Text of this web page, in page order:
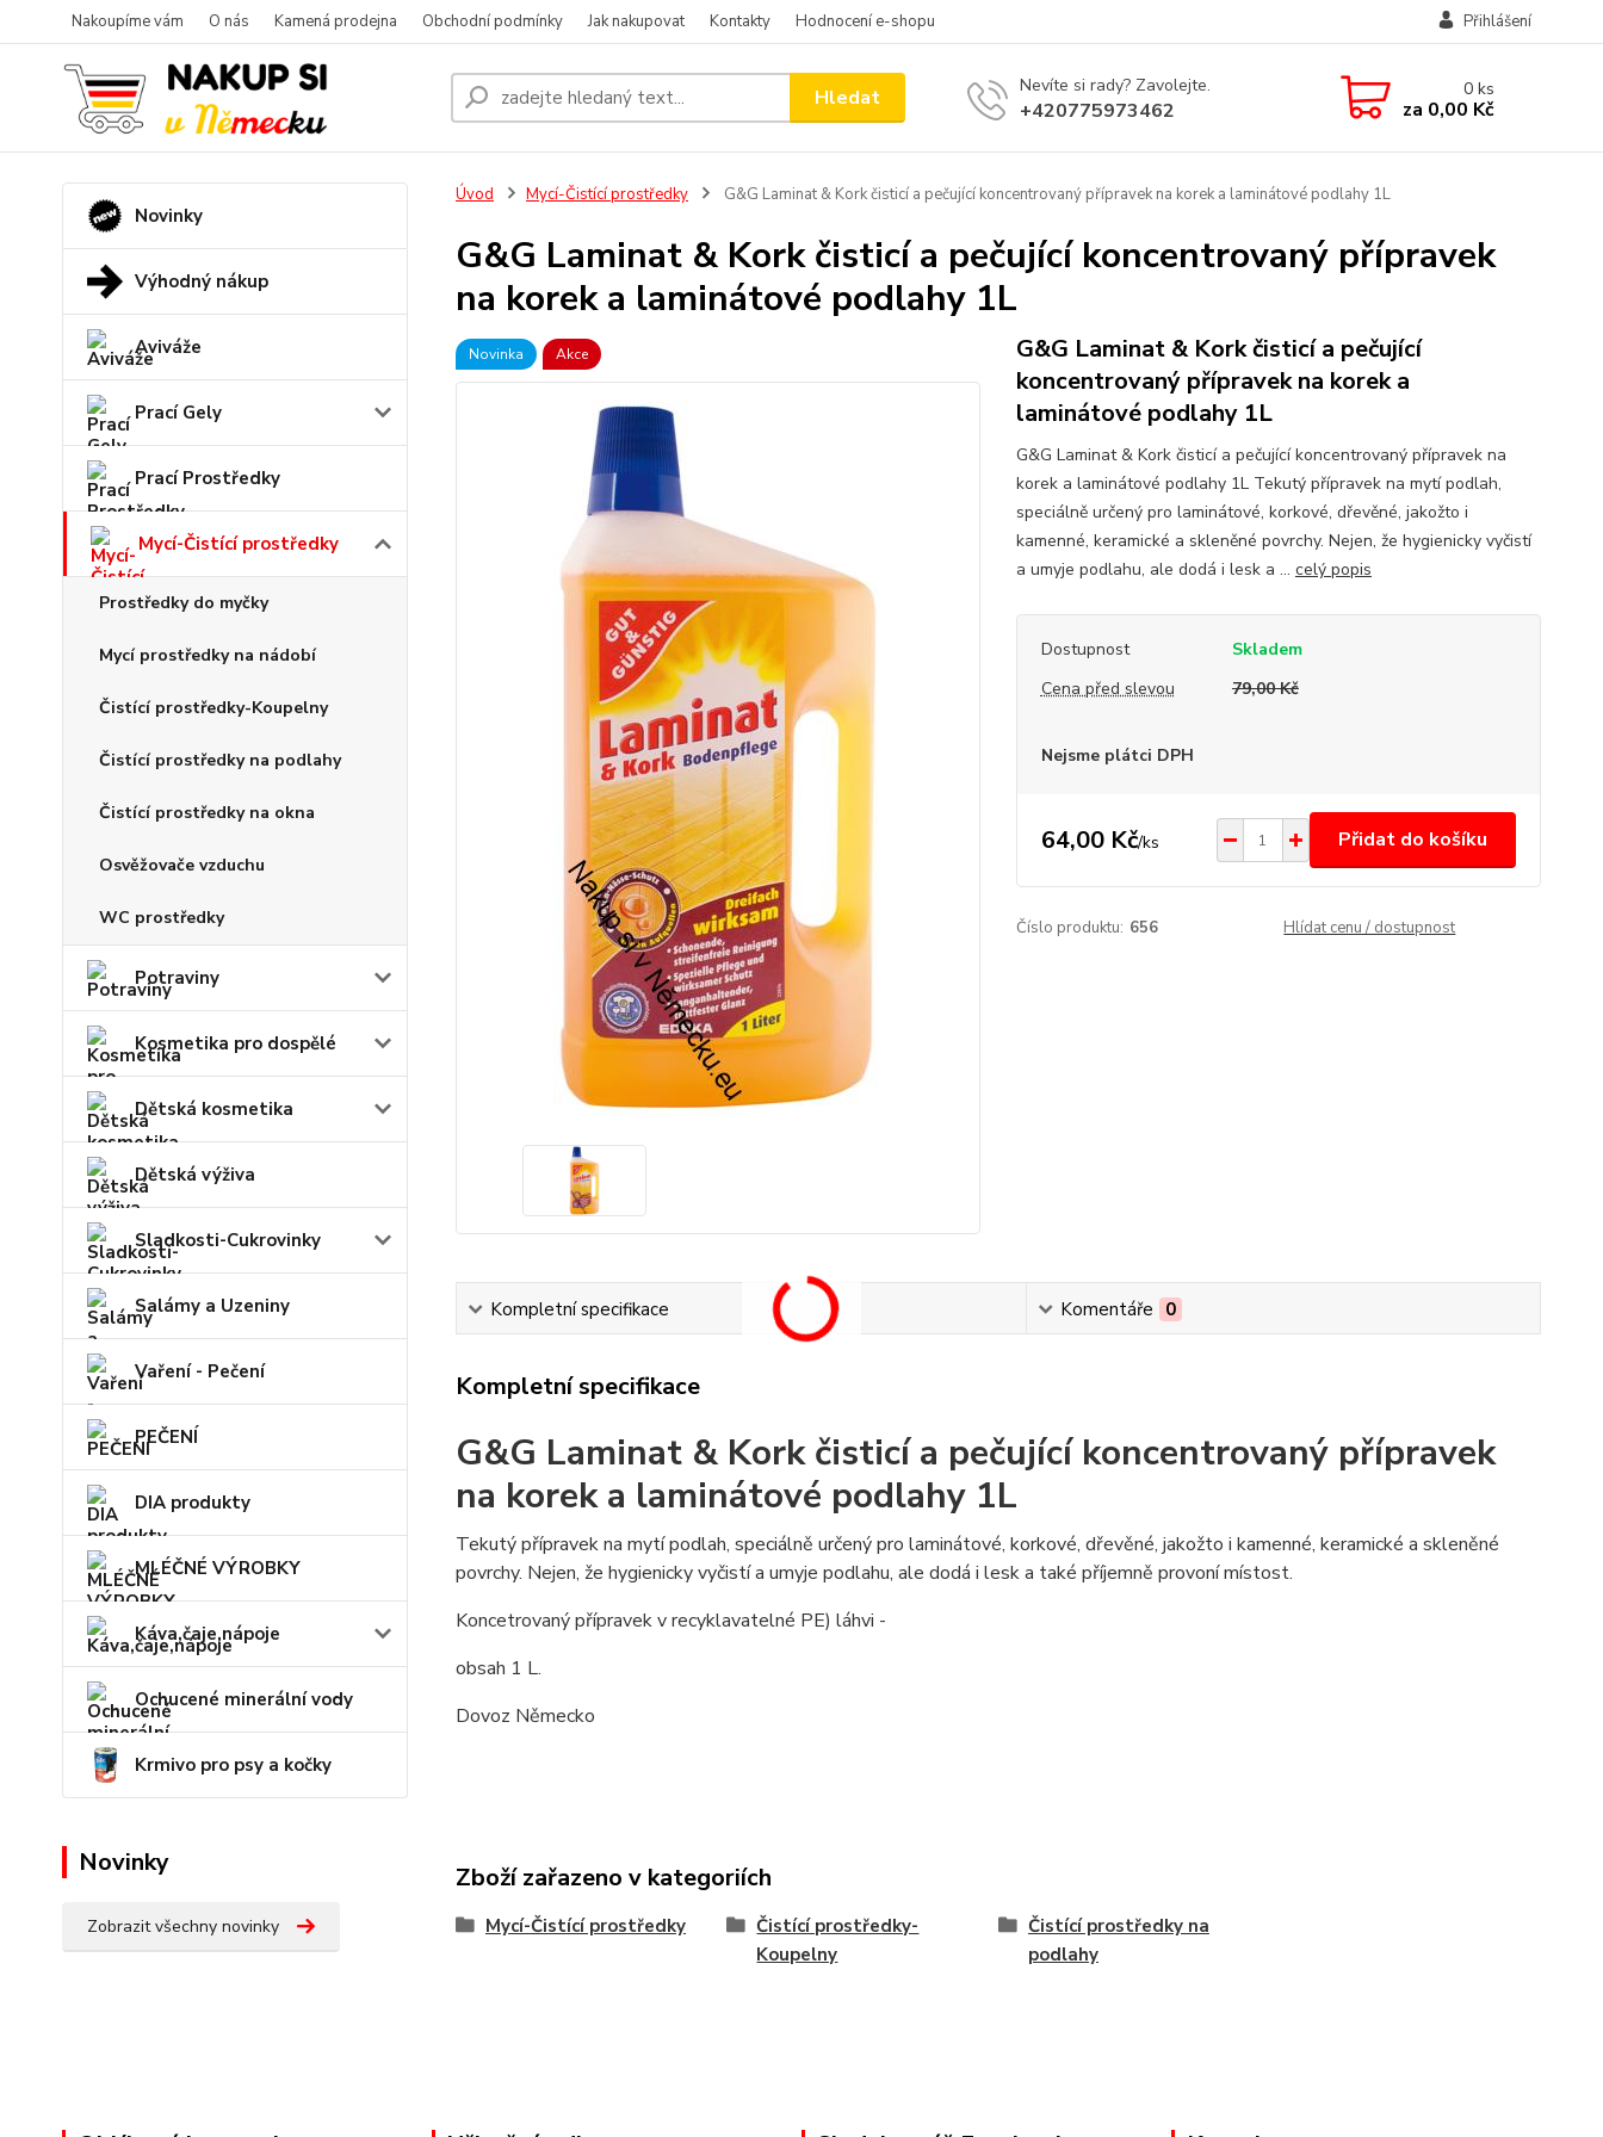
Nakoupíme vám O nás Kamená prodejna Obchodní podmínky Jak nakupovat Kontakty Hodnocení e-shopu Přihlášení
Hledat Nevíte si rady? Zavolejte.
+420775973462
0ks
za 0,00 Kč
Novinky
Výhodný nákup
Aviváže
Prací Gely
Prací Prostředky
Mycí-Čistící prostředky
Prostředky do myčky
Mycí prostředky na nádobí
Čistící prostředky-Koupelny
Čistící prostředky na podlahy
Čistící prostředky na okna
Osvěžovače vzduchu
WC prostředky
Potraviny
Kosmetika pro dospělé
Dětská kosmetika
Dětská výživa
Sladkosti-Cukrovinky
Salámy a Uzeniny
Vaření - Pečení
PEČENÍ
DIA produkty
MLÉČNÉ VÝROBKY
Káva,čaje,nápoje
Ochucené minerální vody
Krmivo pro psy a kočky
Novinky
Zobrazit všechny novinky
Úvod Mycí-Čistící prostředky G&G Laminat & Kork čisticí a pečující koncentrovaný přípravek na korek a laminátové podlahy 1L
G&G Laminat & Kork čisticí a pečující koncentrovaný přípravek
na korek a laminátové podlahy 1L
Novinka Akce
G&G Laminat & Kork čisticí a pečující
koncentrovaný přípravek na korek a
laminátové podlahy 1L
G&G Laminat & Kork čisticí a pečující koncentrovaný přípravek na
korek a laminátové podlahy 1L Tekutý přípravek na mytí podlah,
speciálně určený pro laminátové, korkové, dřevěné, jakožto i
kamenné, keramické a skleněné povrchy. Nejen, že hygienicky vyčistí
a umyje podlahu, ale dodá i lesk a ... celý popis
Dostupnost
Skladem
Cena před slevou
79,00 Kč
Nejsme plátci DPH
64,00 Kč/ks Přidat do košíku
Číslo produktu: 656 Hlídat cenu / dostupnost
Kompletní specifikace Komentáře 0
Kompletní specifikace
G&G Laminat & Kork čisticí a pečující koncentrovaný přípravek
na korek a laminátové podlahy 1L
Tekutý přípravek na mytí podlah, speciálně určený pro laminátové, korkové, dřevěné, jakožto i kamenné, keramické a skleněné
povrchy. Nejen, že hygienicky vyčistí a umyje podlahu, ale dodá i lesk a také příjemně provoní místost.
Koncetrovaný přípravek v recyklavatelné PE) láhvi -
obsah 1 L.
Dovoz Německo
Zboží zařazeno v kategoriích
Mycí-Čistící prostředky
Čistící prostředky-
Koupelny
Čistící prostředky na
podlahy